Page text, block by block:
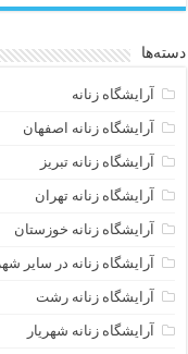
دسته‌ها
آرایشگاه زنانه
آرایشگاه زنانه اصفهان
آرایشگاه زنانه تبریز
آرایشگاه زنانه تهران
آرایشگاه زنانه خوزستان
آرایشگاه زنانه در سایر
آرایشگاه زنانه رشت
آرایشگاه زنانه شهریار